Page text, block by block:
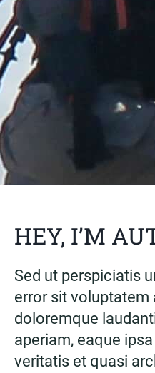
HEY, I’M
Sed ut perspiciatis
error sit voluptatem
doloremque
aperiam, eaque
veritatis et quasi